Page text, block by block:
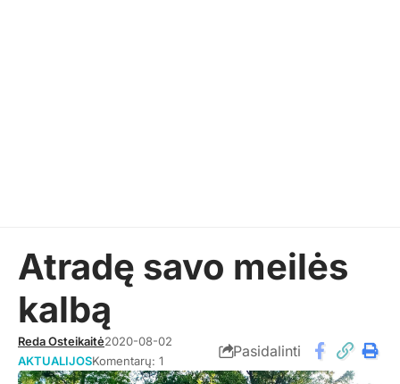
Atradę savo meilės
kalbą
Reda Osteikaitė2020-08-02
AKTUALIJOSKomentarų: 1
Pasidalinti